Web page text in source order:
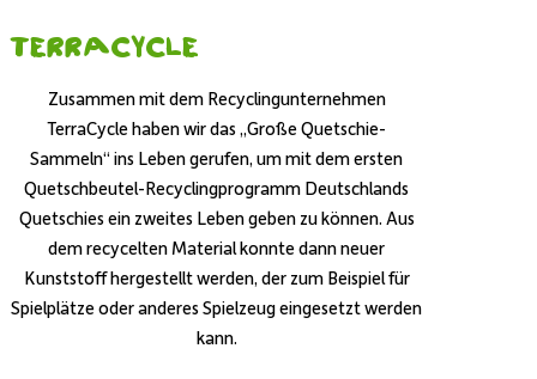
Terracycle
Zusammen mit dem Recyclingunternehmen
TerraCycle haben wir das „Große Quetschie-
Sammeln“ ins Leben gerufen, um mit dem ersten
Quetschbeutel-Recyclingprogramm Deutschlands
Quetschies ein zweites Leben geben zu können. Aus
dem recycelten Material konnte dann neuer
Kunststoff hergestellt werden, der zum Beispiel für
Spielplätze oder anderes Spielzeug eingesetzt werden
kann.